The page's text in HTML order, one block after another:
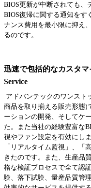
BIOS更新が中断されても、
BIOS復帰に関する通知をす
ナンス費用を最小限に抑え
るのです。
迅速で包括的なカスタマ
Service
アドバンテックのワンスト
商品を取り揃える販売形態)
ーションの開発、そしてケ
た。また当社の経験豊富な
視やファン設定を有効にし
「リアルタイム監視」、「
きたのです。また、生産品
格な検証プロセスで全て認
験、落下試験、量産品質管